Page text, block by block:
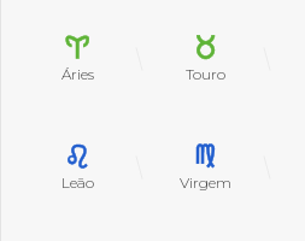
Áries Touro
Leão Virgem